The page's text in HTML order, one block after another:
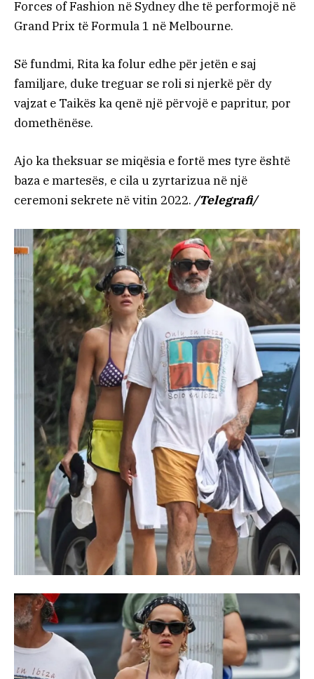
Forces of Fashion në Sydney dhe të performojë në
Grand Prix të Formula 1 në Melbourne.
Së fundmi, Rita ka folur edhe për jetën e saj
familjare, duke treguar se roli si njerkë për dy
vajzat e Taikës ka qenë një përvojë e papritur, por
domethënëse.
Ajo ka theksuar se miqësia e fortë mes tyre është
baza e martesës, e cila u zyrtarizua në një
ceremoni sekrete në vitin 2022. /Telegrafi/